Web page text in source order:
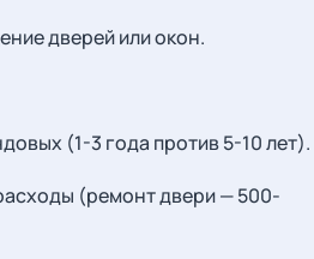
дверей или окон.
(1-3 года против 5-10 лет).
(ремонт двери — 500-